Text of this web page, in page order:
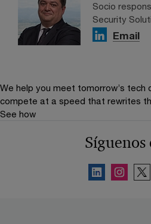
Socio
Security
Email
We help you meet tomorrow’s tech
compete at a speed that rewrites
See how
Síguenos